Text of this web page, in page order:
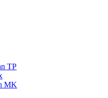
TP
MK